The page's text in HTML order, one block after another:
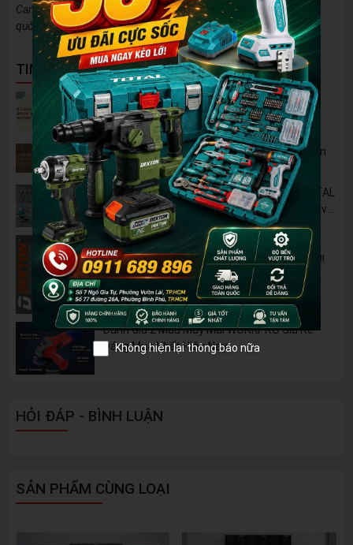
Cam kết hàng chính hãng CSPS, bảo hành uy tín. Giao hàng toàn
quốc.
TIN NỔI BẬT
5 Cách Tận Dụng Máy Phun Xịt Áp Lực Cao
Không Chỉ Để Rửa Xe
Tủ Dụng Cụ CSPS: Giải Pháp Sắp Xếp Chuyên
Nghiệp Cho Mọi Xưởng Cơ Khí
🔋 Đột Phá Công Nghệ: Pin Lithium 42V TOTAL
B42M – Giải Pháp Thay Thế Máy Dùng Điện và
Nhiên Liệu
Pin 2Ah Chân Phổ Thông Dekton M21-
B2065PLUS - GỌN NHẸ, TIỆN LỢI đã về hàng!!!
Đánh Giá 2 Mẫu Máy Mài WORKPRO Giá Rẻ
Đáng Mua Nhất Hiện Nay
HỎI ĐÁP - BÌNH LUẬN
SẢN PHẨM CÙNG LOẠI
Không hiện lại thông báo nữa